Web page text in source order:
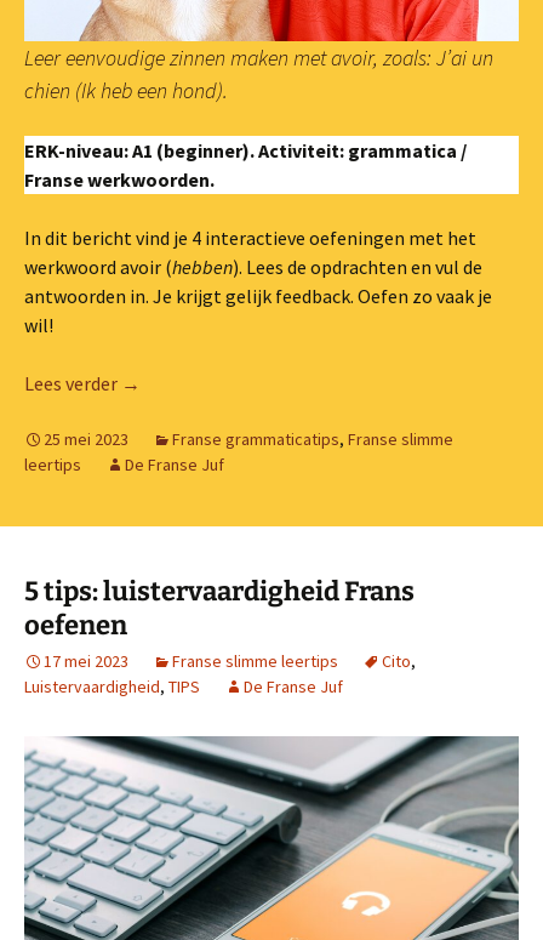
Leer eenvoudige zinnen maken metavoir, zoals: J’ai un
chien (Ik heb een hond).
ERK-niveau: A1 (beginner).Activiteit: grammatica /
Franse werkwoorden.
In dit bericht vind je 4 interactieve oefeningen met het
werkwoord avoir (hebben). Lees de opdrachten en vul de
antwoorden in. Je krijgt gelijk feedback. Oefen zo vaak je
wil!
Lees verder Franse werkwoorden oefenen: avoir (hebben)
→
25 mei 2023 Franse grammaticatips, Franse slimme
leertips
De Franse Juf
5 tips: luistervaardigheid Frans
oefenen
17 mei 2023 Franse slimme leertips Cito,
Luistervaardigheid, TIPS De Franse Juf